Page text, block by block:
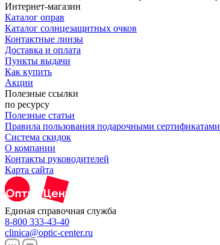
Интернет-магазин
Каталог оправ
Каталог солнцезащитных очков
Контактные линзы
Доставка и оплата
Пункты выдачи
Как купить
Акции
Полезные ссылки
по ресурсу
Полезные статьи
Правила пользования подарочными сертификатами
Система скидок
О компании
Контакты руководителей
Карта сайта
Единая справочная служба
8-800 333-43-40
clinica@optic-center.ru